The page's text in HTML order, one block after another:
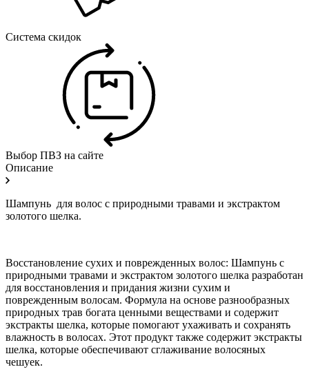
Система скидок
Выбор ПВЗ на сайте
Описание
Шампунь для волос с природными травами и экстрактом
золотого шелка.
Восстановление сухих и поврежденных волос: Шампунь с
природными травами и экстрактом золотого шелка разработан
для восстановления и придания жизни сухим и
поврежденным волосам. Формула на основе разнообразных
природных трав богата ценными веществами и содержит
экстракты шелка, которые помогают ухаживать и сохранять
влажность в волосах. Этот продукт также содержит экстракты
шелка, которые обеспечивают сглаживание волосяных
чешуек.